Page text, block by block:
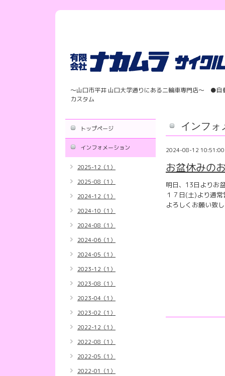
〜山口市平井 山口大学通りにある二輪車専門店〜 ●
カスタム
インフォ
2024-08-12 10:51:00
お盆休みの
明日、13日よりお
１７日(土)より通
よろしくお願い致
トップページ
インフォメーション
2025-12（1）
2025-08（1）
2024-12（1）
2024-10（1）
2024-08（1）
2024-06（1）
2024-05（1）
2023-12（1）
2023-08（1）
2023-04（1）
2023-02（1）
2022-12（1）
2022-08（1）
2022-05（1）
2022-01（1）